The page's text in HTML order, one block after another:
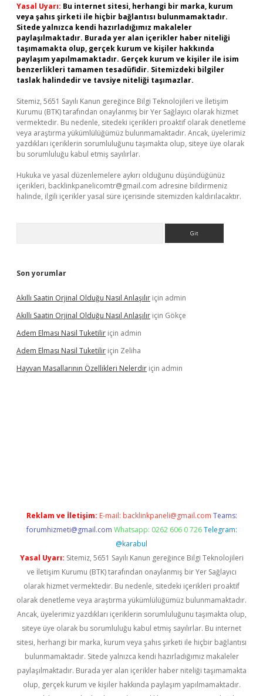
Yasal Uyarı: Bu internet sitesi, herhangi bir marka, kurum
veya şahıs şirketi ile hiçbir bağlantısı bulunmamaktadır.
Sitede yalnızca kendi hazırladığımız makaleler
paylaşılmaktadır. Burada yer alan içerikler haber niteliği
taşımamakta olup, gerçek kurum ve kişiler hakkında
paylaşım yapılmamaktadır. Gerçek kurum ve kişiler ile isim
benzerlikleri tamamen tesadüfidir. Sitemizdeki bilgiler
taslak halindedir ve tavsiye niteliği taşımazlar.
Sitemiz, 5651 Sayılı Kanun gereğince Bilgi Teknolojileri ve İletişim
Kurumu (BTK) tarafından onaylanmış bir Yer Sağlayıcı olarak hizmet
vermektedir. Bu nedenle, sitedeki içerikleri proaktif olarak denetleme
veya araştırma yükümlülüğümüz bulunmamaktadır. Ancak, üyelerimiz
yazdıkları içeriklerin sorumluluğunu taşımakta olup, siteye üye olarak
bu sorumluluğu kabul etmiş sayılırlar.
Hukuka ve yasal düzenlemelere aykırı olduğunu düşündüğünüz
içerikleri, backlinkpanelicomtr@gmail.com adresine bildirmeniz
halinde, ilgili içerikler yasal süre içerisinde sitemizden kaldırılacaktır.
Son yorumlar
Akıllı Saatin Orjinal Olduğu Nasıl Anlaşılır için admin
Akıllı Saatin Orjinal Olduğu Nasıl Anlaşılır için Gökçe
Adem Elması Nasil Tuketilir için admin
Adem Elması Nasil Tuketilir için Zeliha
Hayvan Masallarının Özellikleri Nelerdir için admin
Reklam ve İletişim: E-mail: backlinkpaneli@gmail.com Teams:
forumhizmeti@gmail.com Whatsapp: 0262 606 0 726 Telegram:
@karabul
Yasal Uyarı: Sitemiz, 5651 Sayılı Kanun gereğince Bilgi Teknolojileri
ve İletişim Kurumu (BTK) tarafından onaylanmış bir Yer Sağlayıcı
olarak hizmet vermektedir. Bu nedenle, sitedeki içerikleri proaktif
olarak denetleme veya araştırma yükümlülüğümüz bulunmamaktadır.
Ancak, üyelerimiz yazdıkları içeriklerin sorumluluğunu taşımakta olup,
siteye üye olarak bu sorumluluğu kabul etmiş sayılırlar. Bu internet
sitesi, herhangi bir marka, kurum veya şahıs şirketi ile hiçbir bağlantısı
bulunmamaktadır. Sitede yalnızca kendi hazırladığımız makaleler
paylaşılmaktadır. Burada yer alan içerikler haber niteliği taşımamakta
olup, gerçek kurum ve kişiler hakkında paylaşım yapılmamaktadır.